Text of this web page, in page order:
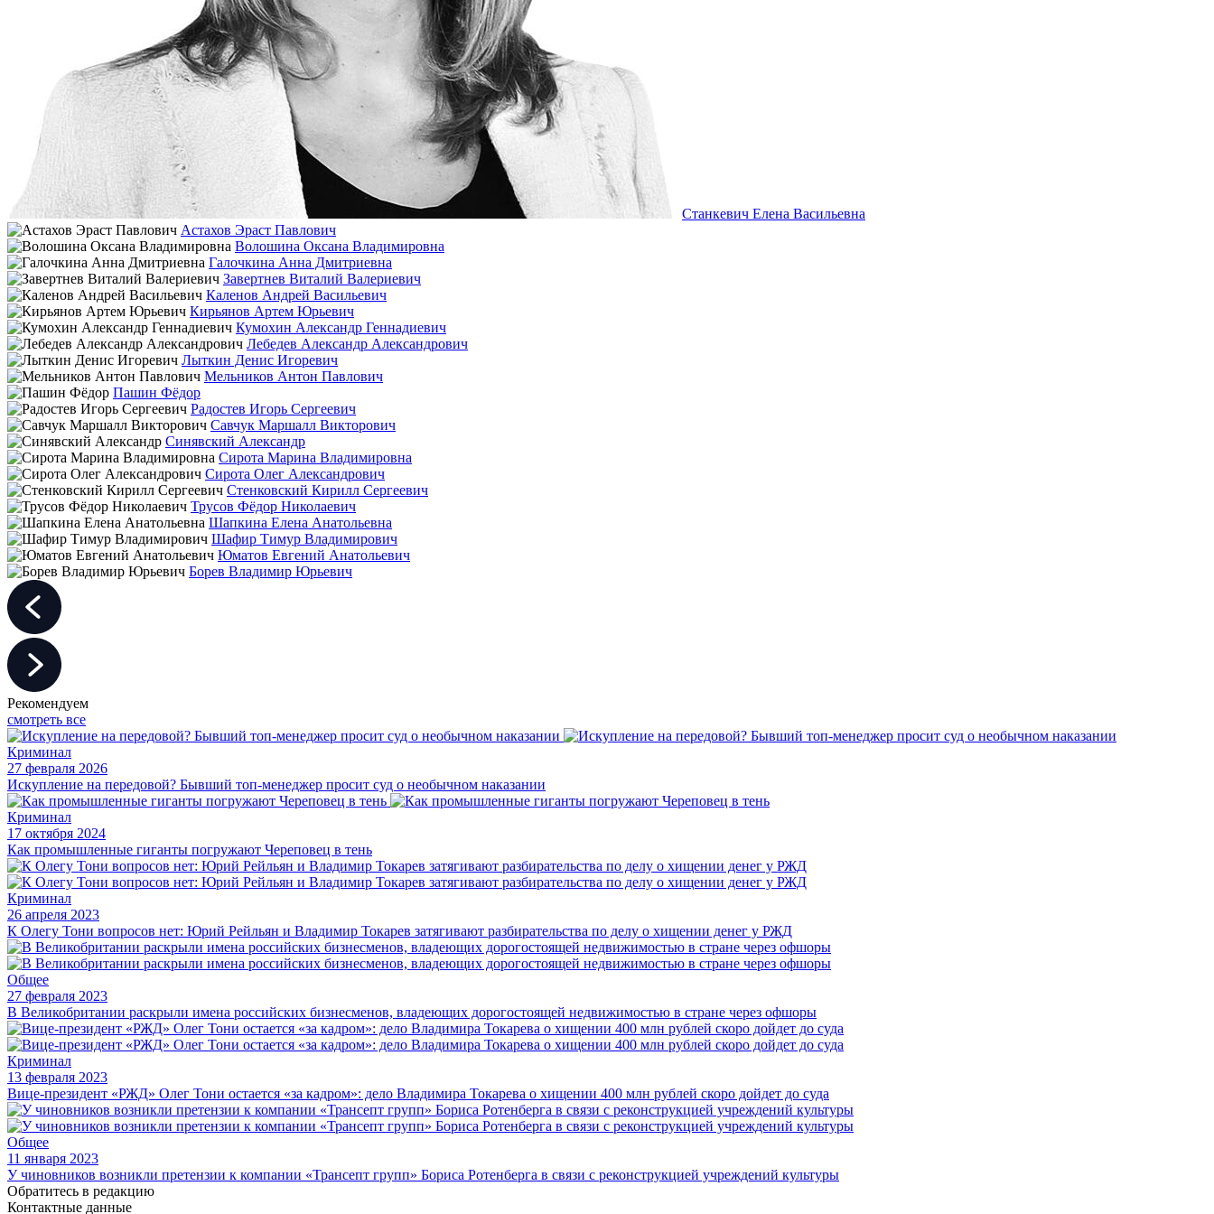
Станкевич Елена Васильевна
Астахов Эраст Павлович
Волошина Оксана Владимировна
Галочкина Анна Дмитриевна
Завертнев Виталий Валериевич
Каленов Андрей Васильевич
Кирьянов Артем Юрьевич
Кумохин Александр Геннадиевич
Лебедев Александр Александрович
Лыткин Денис Игоревич
Мельников Антон Павлович
Пашин Фёдор
Радостев Игорь Сергеевич
Савчук Маршалл Викторович
Синявский Александр
Сирота Марина Владимировна
Сирота Олег Александрович
Стенковский Кирилл Сергеевич
Трусов Фёдор Николаевич
Шапкина Елена Анатольевна
Шафир Тимур Владимирович
Юматов Евгений Анатольевич
Борев Владимир Юрьевич
Рекомендуем
смотреть все
Криминал
27 февраля 2026
Искупление на передовой? Бывший топ-менеджер просит суд о необычном наказании
Криминал
17 октября 2024
Как промышленные гиганты погружают Череповец в тень
Криминал
26 апреля 2023
К Олегу Тони вопросов нет: Юрий Рейльян и Владимир Токарев затягивают разбирательства по делу о хищении денег у РЖД
Общее
27 февраля 2023
В Великобритании раскрыли имена российских бизнесменов, владеющих дорогостоящей недвижимостью в стране через офшоры
Криминал
13 февраля 2023
Вице-президент «РЖД» Олег Тони остается «за кадром»: дело Владимира Токарева о хищении 400 млн рублей скоро дойдет до суда
Общее
11 января 2023
У чиновников возникли претензии к компании «Трансепт групп» Бориса Ротенберга в связи с реконструкцией учреждений культуры
Обратитесь в редакцию
Контактные данные